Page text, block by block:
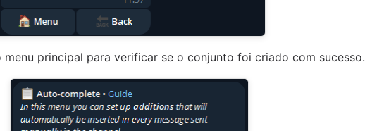
menu principal para verificar se o conjunto foi criado com sucesso.